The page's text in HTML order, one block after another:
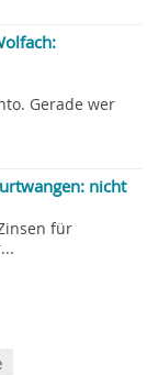
Gerade wer
nicht
für